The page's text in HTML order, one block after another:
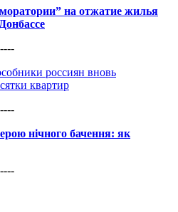
на отжатие жилья
россиян вновь
квартир
нічного бачення: як